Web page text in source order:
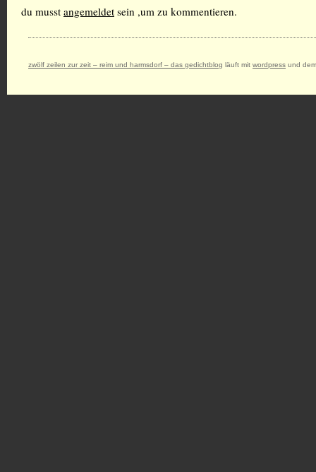
du musst angemeldet sein ,um zu kommentieren.
zwölf zeilen zur zeit – reim und harmsdorf – das gedichtblog läuft mit wordpress und